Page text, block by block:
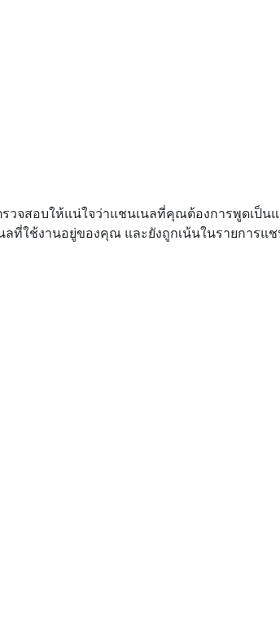
วจสอบให้แน่ใจว่าแชนเนลที่คุณต้องการพูดเป็น
ลที่ใช้งานอยู่ของคุณ และยังถูกเน้นในรายการ